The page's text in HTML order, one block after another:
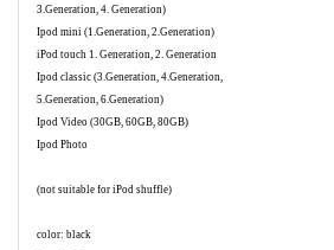
3.Generation, 4. Generation)
Ipod mini (1.Generation, 2.Generation)
iPod touch 1. Generation, 2. Generation
Ipod classic (3.Generation, 4.Generation,
5.Generation, 6.Generation)
Ipod Video (30GB, 60GB, 80GB)
Ipod Photo
(not suitable for iPod shuffle)
color: black